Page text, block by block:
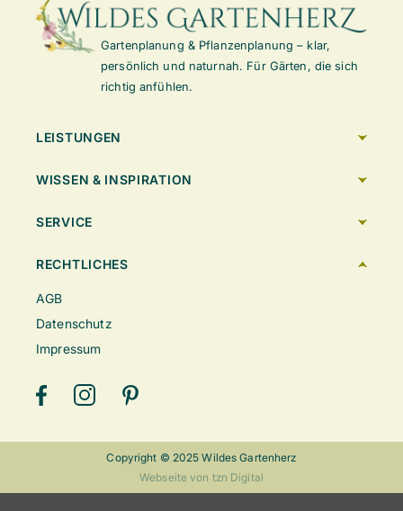
Gartenplanung & Pflanzenplanung – klar,
persönlich und naturnah. Für Gärten, die sich
richtig anfühlen.
LEISTUNGEN
WISSEN & INSPIRATION
SERVICE
RECHTLICHES
AGB
Datenschutz
Impressum
Copyright © 2025 Wildes Gartenherz
Webseite von tzn Digital